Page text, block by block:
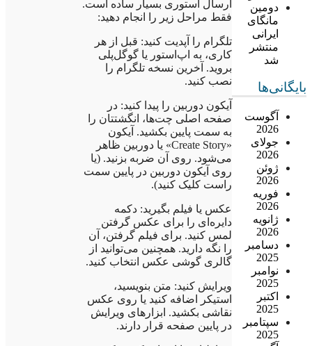
دومین
مانگای
ایرانی
منتشر
شد
بایگانی‌ها
آگوست
2026
جولای
2026
ژوئن
2026
فوریه
2026
ژانویه
2026
دسامبر
2025
نوامبر
2025
اکتبر
2025
سپتامبر
2025
ارسال استوری بسیار ساده است.
فقط مراحل زیر را انجام دهید:
تلگرام را آپدیت کنید: قبل از هر
کاری، به اپ‌استور یا گوگل‌پلی
بروید. آخرین نسخه تلگرام را
نصب کنید.
آیکون دوربین را پیدا کنید: در
صفحه اصلی چت‌ها، انگشتتان را
به سمت پایین بکشید. آیکون
«Create Story» یا دوربین ظاهر
می‌شود. روی آن ضربه بزنید. (یا
روی آیکون دوربین در پایین سمت
راست کلیک کنید).
عکس یا فیلم بگیرید: دکمه
دایره‌ای را برای عکس گرفتن
لمس کنید. برای فیلم گرفتن، آن
را نگه دارید. همچنین می‌توانید از
گالری گوشی عکس انتخاب کنید.
ویرایش کنید: متن بنویسید،
استیکر اضافه کنید یا روی عکس
نقاشی بکشید. ابزارهای ویرایش
در پایین صفحه قرار دارند.